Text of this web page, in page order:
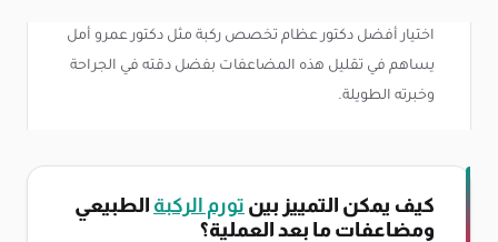
اختيار أفضل دكتور عظام تخصص ركبة مثل دكتور عمرو أمل
يساهم في تقليل هذه المضاعفات بفضل دقته في الجراحة
وخبرته الطويلة.
كيف يمكن التمييز بين تورم الركبة الطبيعي
ومضاعفات ما بعد العملية؟